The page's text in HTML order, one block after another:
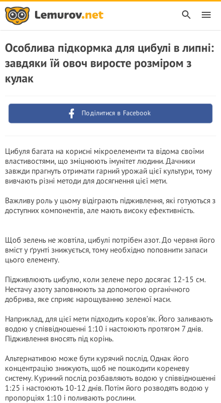
Особлива підкормка для цибулі в липні:
завдяки їй овоч виросте розміром з
кулак
Поділитися в Facebook
Цибуля багата на корисні мікроелементи та відома своїми
властивостями, що зміцнюють імунітет людини. Дачники
завжди прагнуть отримати гарний урожай цієї культури, тому
вивчають різні методи для досягнення цієї мети.
Важливу роль у цьому відіграють підживлення, які готуються з
доступних компонентів, але мають високу ефективність.
Щоб зелень не жовтіла, цибулі потрібен азот. До червня його
вміст у ґрунті знижується, тому необхідно поповнити запаси
цього елементу.
Підживлюють цибулю, коли зелене перо досягає 12-15 см.
Нестачу азоту заповнюють за допомогою органічного
добрива, яке сприяє нарощуванню зеленої маси.
Наприклад, для цієї мети підходить коров’як. Його заливають
водою у співвідношенні 1:10 і настоюють протягом 7 днів.
Підживлення вносять під корінь.
Альтернативою може бути курячий послід. Однак його
концентрацію знижують, щоб не пошкодити кореневу
систему. Куриний послід розбавляють водою у співвідношенні
1:25 і настоюють 10-12 днів. Потім його розводять водою у
пропорціях 1:10 і поливають рослини.